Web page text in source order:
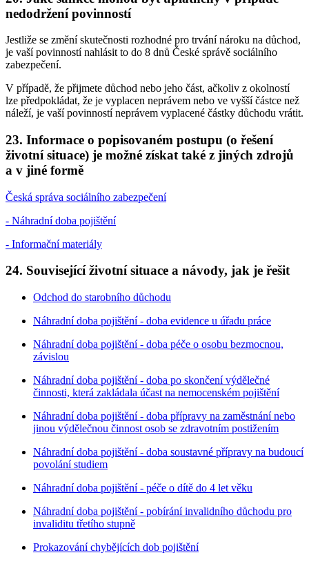
nedodržení povinností
Jestliže se změní skutečnosti rozhodné pro trvání nároku na důchod,
je vaší povinností nahlásit to do 8 dnů České správě sociálního
zabezpečení.
V případě, že přijmete důchod nebo jeho část, ačkoliv z okolností
lze předpokládat, že je vyplacen neprávem nebo ve vyšší částce než
náleží, je vaší povinností neprávem vyplacené částky důchodu vrátit.
23. Informace o popisovaném postupu (o řešení
životní situace) je možné získat také z jiných zdrojů
a v jiné formě
Česká správa sociálního zabezpečení
- Náhradní doba pojištění
- Informační materiály
24. Související životní situace a návody, jak je řešit
Odchod do starobního důchodu
Náhradní doba pojištění - doba evidence u úřadu práce
Náhradní doba pojištění - doba péče o osobu bezmocnou,
závislou
Náhradní doba pojištění - doba po skončení výdělečné
činnosti, která zakládala účast na nemocenském pojištění
Náhradní doba pojištění - doba přípravy na zaměstnání nebo
jinou výdělečnou činnost osob se zdravotním postižením
Náhradní doba pojištění - doba soustavné přípravy na budoucí
povolání studiem
Náhradní doba pojištění - péče o dítě do 4 let věku
Náhradní doba pojištění - pobírání invalidního důchodu pro
invaliditu třetího stupně
Prokazování chybějících dob pojištění